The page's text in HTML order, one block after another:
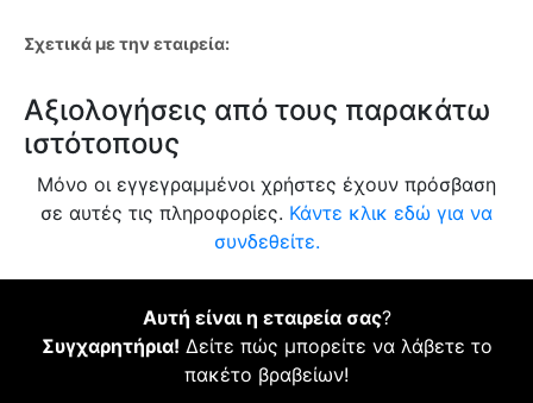
Σχετικά με την εταιρεία:
Αξιολογήσεις από τους παρακάτω
ιστότοπους
Μόνο οι εγγεγραμμένοι χρήστες έχουν πρόσβαση
σε αυτές τις πληροφορίες. Κάντε κλικ εδώ για να
συνδεθείτε.
Αυτή είναι η εταιρεία σας?
Συγχαρητήρια! Δείτε πώς μπορείτε να λάβετε το
πακέτο βραβείων!